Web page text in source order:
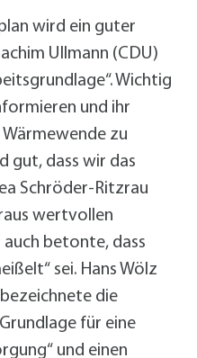
wird ein guter
Ullmann (CDU)
Wichtig
und ihr
zu
gut, dass wir das
Schröder-Ritzrau
wertvollen
auch betonte, dass
sei. Hans Wölz
die
für eine
und einen